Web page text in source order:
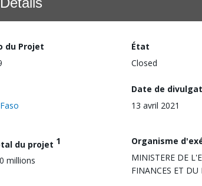
du Projet
État
Closed
Date de
13 avril 2021
du projet 1
millions
Organisme
MINISTERE DE
FINANCES ET DU